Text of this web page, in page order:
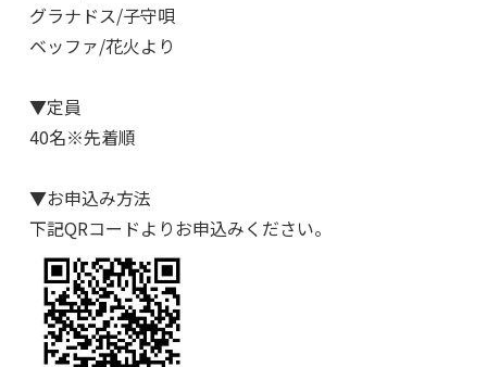
グラナドス/子守唄
ベッファ/花火より
▼定員
40名※先着順
▼お申込み方法
下記QRコードよりお申込みください。